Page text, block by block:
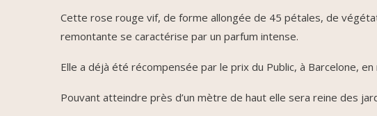
Cette rose rouge vif, de forme allongée de 45 pétales, de
remontante se caractérise par un parfum intense.
Elle a déjà été récompensée par le prix du Public, à Barcelone, en
Pouvant atteindre près d’un mètre de haut elle sera reine des